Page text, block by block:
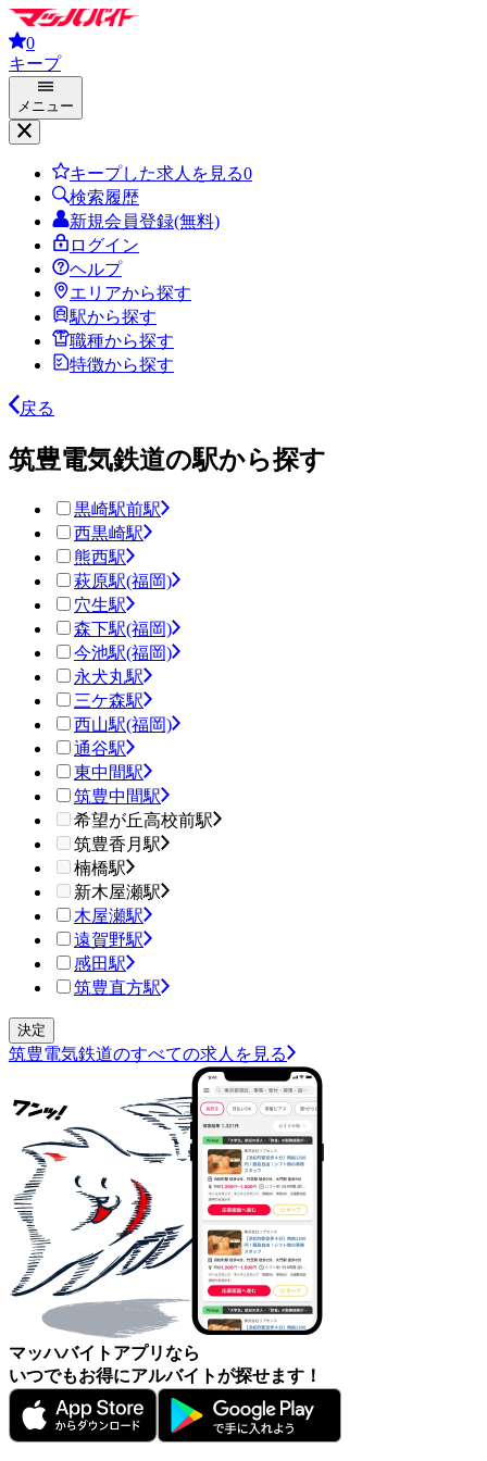
0
キープ
メニュー
キープした求人を見る0
検索履歴
新規会員登録(無料)
ログイン
ヘルプ
エリアから探す
駅から探す
職種から探す
特徴から探す
戻る
筑豊電気鉄道の駅から探す
黒崎駅前駅
西黒崎駅
熊西駅
萩原駅(福岡)
穴生駅
森下駅(福岡)
今池駅(福岡)
永犬丸駅
三ケ森駅
西山駅(福岡)
通谷駅
東中間駅
筑豊中間駅
希望が丘高校前駅
筑豊香月駅
楠橋駅
新木屋瀬駅
木屋瀬駅
遠賀野駅
感田駅
筑豊直方駅
筑豊電気鉄道のすべての求人を見る
マッハバイトアプリなら
いつでもお得にアルバイトが探せます！